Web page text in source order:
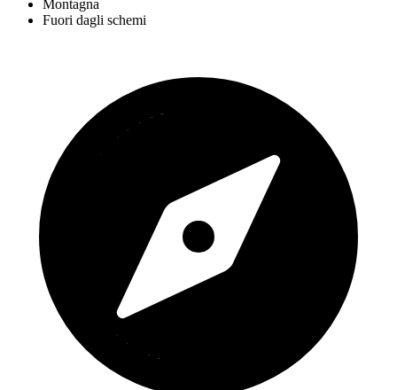
Montagna
Fuori dagli schemi